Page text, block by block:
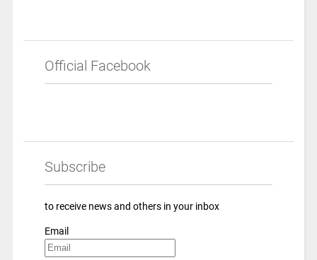
Official Facebook
Subscribe
to receive news and others in your inbox
Email